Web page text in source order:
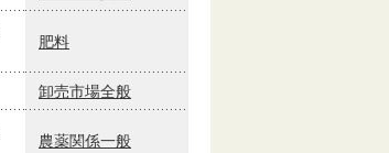
肥料
卸売市場全般
農薬関係一般